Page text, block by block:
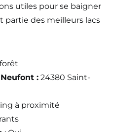
utiles pour se baigner
partie des meilleurs lacs
: 24380 Saint-
à proximité